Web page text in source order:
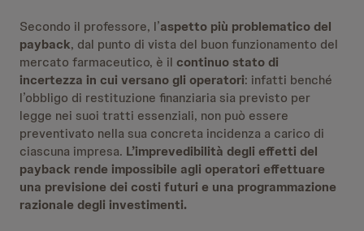
Secondo il professore, l’aspetto più problematico del
payback, dal punto di vista del buon funzionamento del
mercato farmaceutico, è il continuo stato di
incertezza in cui versano gli operatori: infatti benché
l’obbligo di restituzione finanziaria sia previsto per
legge nei suoi tratti essenziali, non può essere
preventivato nella sua concreta incidenza a carico di
ciascuna impresa. L’imprevedibilità degli effetti del
payback rende impossibile agli operatori effettuare
una previsione dei costi futuri e una programmazione
razionale degli investimenti.